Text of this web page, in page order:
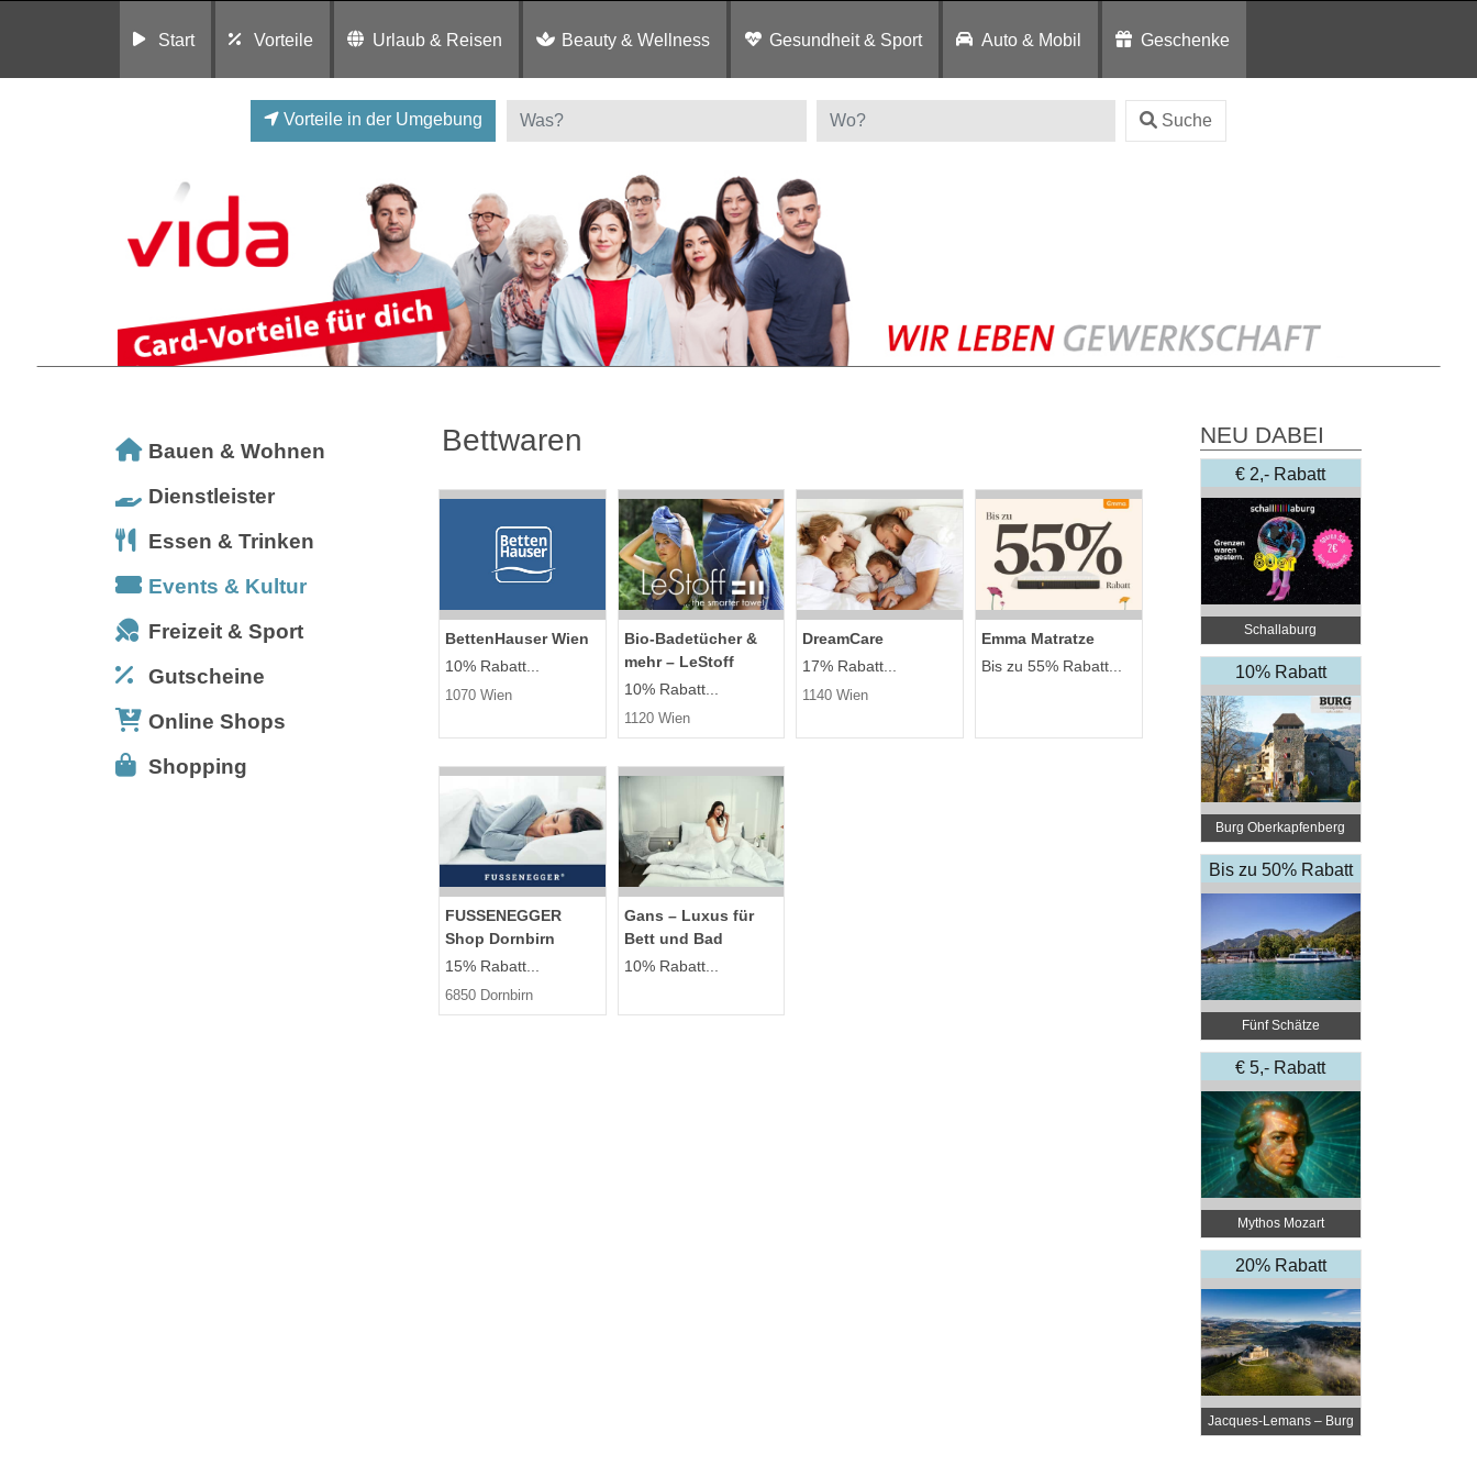
Start Vorteile Urlaub & Reisen Beauty & Wellness Gesundheit & Sport Auto & Mobil Geschenke
Vorteile in der Umgebung Suche
Bauen & Wohnen
Dienstleister
Essen & Trinken
Events & Kultur
Freizeit & Sport
Gutscheine
Online Shops
Shopping
Bettwaren
BettenHauser Wien
10% Rabatt...
1070 Wien
Bio-Badetücher &
mehr – LeStoff
10% Rabatt...
1120 Wien
DreamCare
17% Rabatt...
1140 Wien
Emma Matratze
Bis zu 55% Rabatt...
FUSSENEGGER
Shop Dornbirn
15% Rabatt...
6850 Dornbirn
Gans – Luxus für
Bett und Bad
10% Rabatt...
NEU DABEI
€ 2,- Rabatt
Schallaburg
10% Rabatt
Burg Oberkapfenberg
Bis zu 50% Rabatt
Fünf Schätze
€ 5,- Rabatt
Mythos Mozart
20% Rabatt
Jacques-Lemans – Burg
Taggenbrunn